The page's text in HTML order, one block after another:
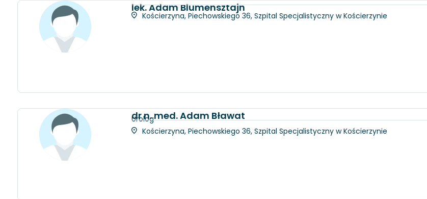
lek. Adam Blumensztajn
Kościerzyna, Piechowskiego 36, Szpital Specjalistyczny w Kościerzynie
dr n. med. Adam Bławat
Urolog
Kościerzyna, Piechowskiego 36, Szpital Specjalistyczny w Kościerzynie